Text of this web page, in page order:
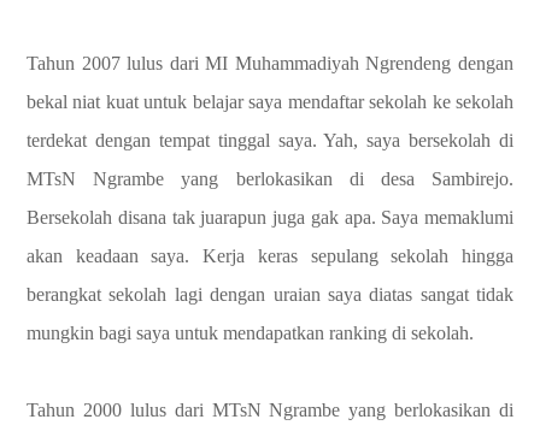
Tahun 2007 lulus dari MI Muhammadiyah Ngrendeng dengan
bekal niat kuat untuk belajar saya mendaftar sekolah ke sekolah
terdekat dengan tempat tinggal saya. Yah, saya bersekolah di
MTsN Ngrambe yang berlokasikan di desa Sambirejo.
Bersekolah disana tak juarapun juga gak apa. Saya memaklumi
akan keadaan saya. Kerja keras sepulang sekolah hingga
berangkat sekolah lagi dengan uraian saya diatas sangat tidak
mungkin bagi saya untuk mendapatkan ranking di sekolah.
Tahun 2000 lulus dari MTsN Ngrambe yang berlokasikan di